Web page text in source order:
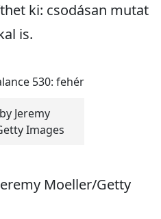
ki: csodásan mutat
is.
Jeremy
Images
Moeller/Getty